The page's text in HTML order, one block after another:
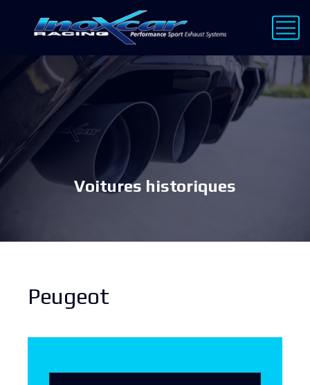
Voitures historiques
Peugeot